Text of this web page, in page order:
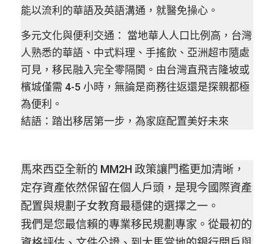
能以流利的華語及英語溝通，就醫免操心。
多元文化與便利交通： 當地華人人口比例高，台灣
人熟悉的華語、中式料理、手搖飲、亞洲超市隨處
可見，移民融入完全零隔閡。由台灣直飛吉隆坡或
檳城僅需 4-5 小時，無論是商務往返還是探親都極
為便利。
結語：踏出移居第一步，為家庭配置美好未來
馬來西亞全新的 MM2H 政策讓門檻更加清晰，
定存資產依然保留在個人戶頭，是現今國際資產
配置與規劃子女教育最穩健的選擇之一。
我們是您最信賴的專業移民規劃專家。從最初的